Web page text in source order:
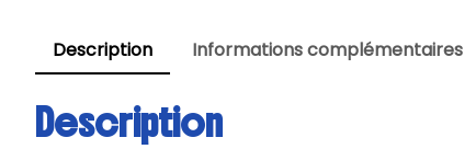
Description Informations complémentaires
Description